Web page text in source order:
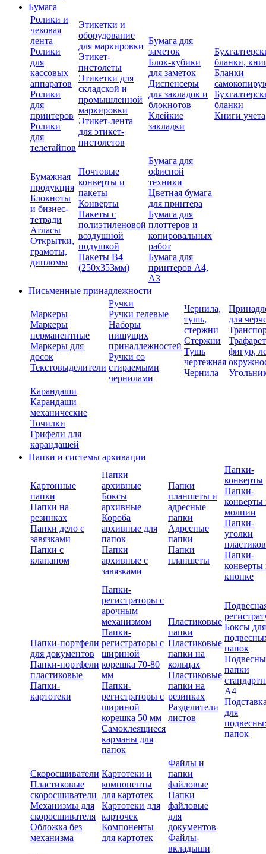
Бумага
Ролики и
чековая
лента
Ролики
для
кассовых
аппаратов
Ролики
для
принтеров
Ролики
для
телетайпов
Этикетки и
оборудование
для маркировки
Этикет-
пистолеты
Этикетки для
складской и
промышленной
маркировки
Этикет-лента
для этикет-
пистолетов
Бумага для
заметок
Блок-кубики
для заметок
Диспенсеры
для закладок и
блокнотов
Клейкие
закладки
бланки,
Бланки
бланки
Книги учета
Бумажная
продукция
Блокноты
и бизнес-
тетради
Атласы
Открытки,
грамоты,
дипломы
Почтовые
конверты и
пакеты
Конверты
Пакеты с
полиэтиленовой
воздушной
подушкой
Пакеты В4
(250х353мм)
Бумага для
офисной
техники
Цветная бумага
для принтера
Бумага для
плоттеров и
копировальных
работ
Бумага для
принтеров А4,
А3
Письменные принадлежности
Маркеры
Маркеры
перманентные
Маркеры для
досок
Текстовыделители
Ручки
Ручки гелевые
Наборы
пишущих
принадлежностей
Ручки со
стираемыми
чернилами
Чернила,
тушь,
стержни
Стержни
Тушь
чертежная
Чернила
для
фигур,
Карандаши
Карандаши
механические
Точилки
Грифели для
карандашей
Папки и системы архивации
Картонные
папки
Папки на
резинках
Папки дело с
завязками
Папки с
клапаном
Папки
архивные
Боксы
архивные
Короба
архивные для
папок
Папки
архивные с
завязками
Папки
планшеты и
адресные
папки
Адресные
папки
Папки
планшеты
Папки-
конверты
Папки-
конверты
молнии
Папки-
уголки
Папки-
конверты
кнопке
Папки-портфели
для документов
Папки-портфели
пластиковые
Папки-
картотеки
Папки-
регистраторы с
арочным
механизмом
Папки-
регистраторы с
шириной
корешка 70-80
мм
Папки-
регистраторы с
шириной
корешка 50 мм
Самоклеящиеся
карманы для
папок
Пластиковые
папки
Пластиковые
папки на
кольцах
Пластиковые
папки на
резинках
Разделители
листов
Боксы для
папок
папки
А4
для
папок
Скоросшиватели
Пластиковые
скоросшиватели
Механизмы для
скоросшивателя
Обложка без
механизма
Картотеки и
компоненты
для картотек
Картотеки для
карточек
Компоненты
для картотек
Файлы и
папки
файловые
Папки
файловые
для
документов
Файлы-
вкладыши